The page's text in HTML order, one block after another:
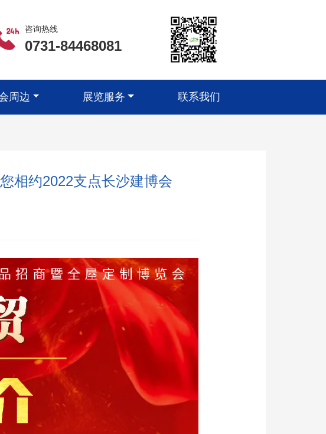
咨询热线
0731-84468081
周边 展览服务 联系我们
相约2022支点长沙建博会